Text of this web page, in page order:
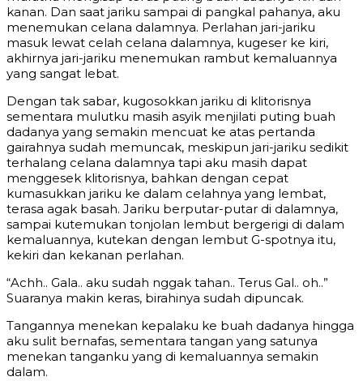
kanan. Dan saat jariku sampai di pangkal pahanya, aku
menemukan celana dalamnya. Perlahan jari-jariku
masuk lewat celah celana dalamnya, kugeser ke kiri,
akhirnya jari-jariku menemukan rambut kemaluannya
yang sangat lebat.
Dengan tak sabar, kugosokkan jariku di klitorisnya
sementara mulutku masih asyik menjilati puting buah
dadanya yang semakin mencuat ke atas pertanda
gairahnya sudah memuncak, meskipun jari-jariku sedikit
terhalang celana dalamnya tapi aku masih dapat
menggesek klitorisnya, bahkan dengan cepat
kumasukkan jariku ke dalam celahnya yang lembat,
terasa agak basah. Jariku berputar-putar di dalamnya,
sampai kutemukan tonjolan lembut bergerigi di dalam
kemaluannya, kutekan dengan lembut G-spotnya itu,
kekiri dan kekanan perlahan.
“Achh.. Gala.. aku sudah nggak tahan.. Terus Gal.. oh..”
Suaranya makin keras, birahinya sudah dipuncak.
Tangannya menekan kepalaku ke buah dadanya hingga
aku sulit bernafas, sementara tangan yang satunya
menekan tanganku yang di kemaluannya semakin
dalam.